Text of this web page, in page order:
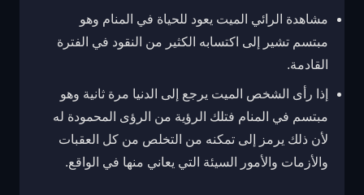
مشاهدة الرائي الميت يعود للحياة في المنام وهو
مبتسم تشير إلى اكتسابه الكثير من النقود في الفترة
القادمة.
إذا رأى الشخص الميت يرجع إلى الدنيا مرة ثانية وهو
مبتسم في المنام فتلك الرؤية من الرؤى المحمودة له
لأن ذلك يرمز إلى تمكنه من التخلص من كل العقبات
والأزمات والأمور السيئة التي يعاني منها في الواقع.